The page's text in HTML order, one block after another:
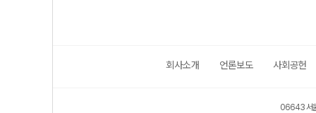
회사소개 언론보도 사회공헌
06643 서